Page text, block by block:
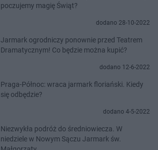
poczujemy magię Świąt?
dodano 28-10-2022
Jarmark ogrodniczy ponownie przed Teatrem
Dramatycznym! Co będzie można kupić?
dodano 12-6-2022
Praga-Północ: wraca jarmark floriański. Kiedy
się odbędzie?
dodano 4-5-2022
Niezwykła podróż do średniowiecza. W
niedziele w Nowym Sączu Jarmark św.